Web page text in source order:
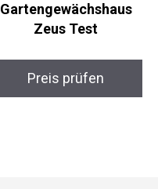
Gartengewächshaus
Zeus Test
Preis prüfen